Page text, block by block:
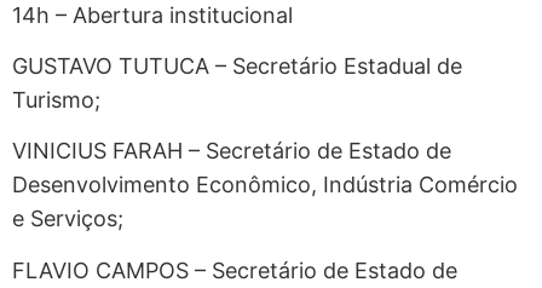
14h – Abertura institucional
GUSTAVO TUTUCA – Secretário Estadual de
Turismo;
VINICIUS FARAH – Secretário de Estado de
Desenvolvimento Econômico, Indústria Comércio
e Serviços;
FLAVIO CAMPOS – Secretário de Estado de